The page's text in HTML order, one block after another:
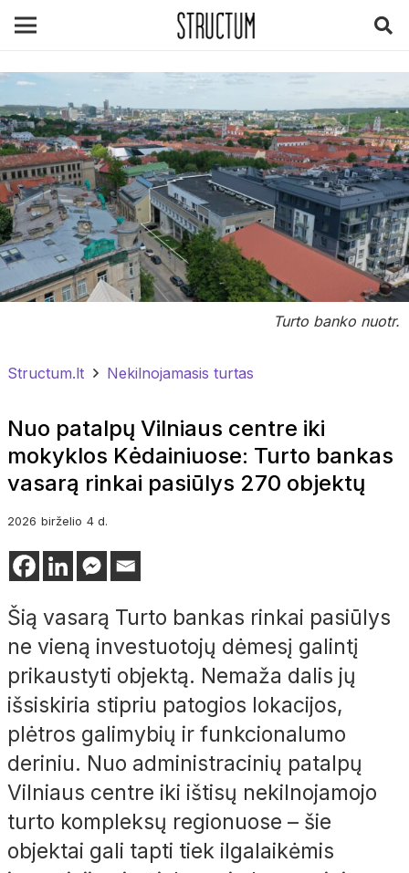
Turto banko nuotr.
Structum.lt Nekilnojamasis turtas
Nuo patalpų Vilniaus centre iki
mokyklos Kėdainiuose: Turto bankas
vasarą rinkai pasiūlys 270 objektų
2026 birželio 4 d.
Šią vasarą Turto bankas rinkai pasiūlys
ne vieną investuotojų dėmesį galintį
prikaustyti objektą. Nemaža dalis jų
išsiskiria stipriu patogios lokacijos,
plėtros galimybių ir funkcionalumo
deriniu. Nuo administracinių patalpų
Vilniaus centre iki ištisų nekilnojamojo
turto kompleksų regionuose – šie
objektai gali tapti tiek ilgalaikėmis